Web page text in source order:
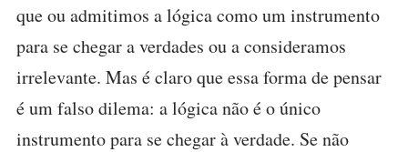
que ou admitimos a lógica como um instrumento
para se chegar a verdades ou a consideramos
irrelevante. Mas é claro que essa forma de pensar
é um falso dilema: a lógica não é o único
instrumento para se chegar à verdade. Se não